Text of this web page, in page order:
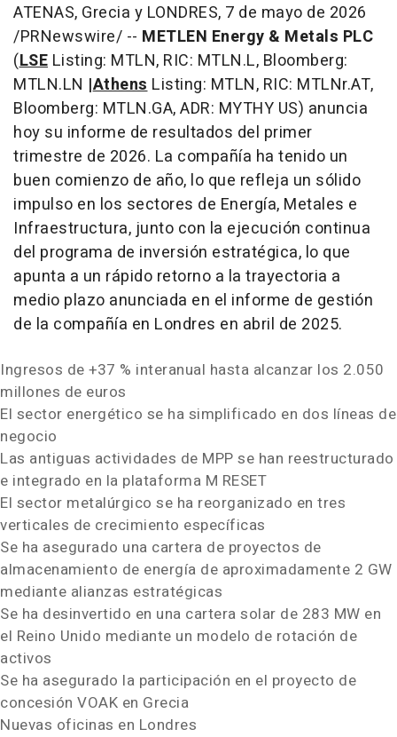
ATENAS, Grecia y LONDRES, 7 de mayo de 2026
/PRNewswire/ -- METLEN Energy & Metals PLC
(LSE Listing: MTLN, RIC: MTLN.L, Bloomberg:
MTLN.LN |AthensListing: MTLN, RIC: MTLNr.AT,
Bloomberg: MTLN.GA, ADR: MYTHY US) anuncia
hoy su informe de resultados del primer
trimestre de 2026. La compañía ha tenido un
buen comienzo de año, lo que refleja un sólido
impulso en los sectores de Energía, Metales e
Infraestructura, junto con la ejecución continua
del programa de inversión estratégica, lo que
apunta a un rápido retorno a la trayectoria a
medio plazo anunciada en el informe de gestión
de la compañía en Londres en abril de 2025.
Ingresos de +37 % interanual hasta alcanzar los 2.050
millones de euros
El sector energético se ha simplificado en dos líneas de
negocio
Las antiguas actividades de MPP se han reestructurado
e integrado en la plataforma M RESET
El sector metalúrgico se ha reorganizado en tres
verticales de crecimiento específicas
Se ha asegurado una cartera de proyectos de
almacenamiento de energía de aproximadamente 2 GW
mediante alianzas estratégicas
Se ha desinvertido en una cartera solar de 283 MW en
el Reino Unido mediante un modelo de rotación de
activos
Se ha asegurado la participación en el proyecto de
concesión VOAK en Grecia
Nuevas oficinas en Londres